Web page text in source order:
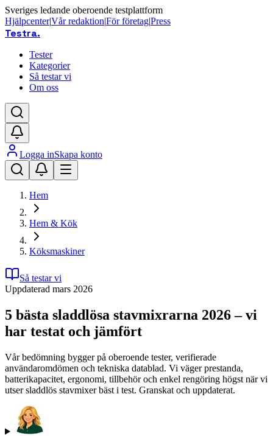
Sveriges ledande oberoende testplattform
Hjälpcenter|Vår redaktion|För företag|Press
Testra.
Tester
Kategorier
Så testar vi
Om oss
Logga inSkapa konto
Hem
Hem & Kök
Köksmaskiner
Så testar vi
Uppdaterad mars 2026
5 bästa sladdlösa stavmixrarna 2026 – vi
har testat och jämfört
Vår bedömning bygger på oberoende tester, verifierade
användaromdömen och tekniska datablad. Vi väger prestanda,
batterikapacitet, ergonomi, tillbehör och enkel rengöring högst när vi
utser sladdlös stavmixer bäst i test. Granskat och uppdaterat.